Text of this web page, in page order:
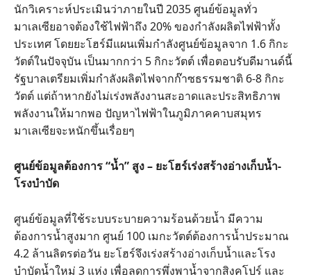
นักวิเคราะห์ประเมินว่าภายในปี 2035 ศูนย์ข้อมูลทั่ว
มาเลเซียอาจต้องใช้ไฟฟ้าถึง 20% ของกำลังผลิตไฟฟ้าทั้ง
ประเทศ โดยยะโฮร์มีแผนเพิ่มกำลังศูนย์ข้อมูลจาก 1.6 กิกะ
วัตต์ในปัจจุบัน เป็นมากกว่า 5 กิกะวัตต์ เพื่อตอบรับดีมานด์นี้
รัฐบาลเตรียมเพิ่มกำลังผลิตไฟจากก๊าซธรรมชาติ 6-8 กิกะ
วัตต์ แต่ถ้าหากยังไม่เร่งพลังงานสะอาดและประสิทธิภาพ
พลังงานให้มากพอ ปัญหาไฟฟ้าในภูมิภาคคาบสมุทร
มาเลเซียจะหนักขึ้นเรื่อยๆ
ศูนย์ข้อมูลต้องการ “น้ำ” สูง – ยะโฮร์เร่งสร้างอ่างเก็บน้ำ-
โรงบำบัด
ศูนย์ข้อมูลที่ใช้ระบบระบายความร้อนด้วยน้ำ มีความ
ต้องการน้ำสูงมาก ศูนย์ 100 เมกะวัตต์ต้องการน้ำประมาณ
4.2 ล้านลิตรต่อวัน ยะโฮร์จึงเร่งสร้างอ่างเก็บน้ำและโรง
บำบัดน้ำใหม่ 3 แห่ง เพื่อลดการพึ่งพาน้ำจากสิงคโปร์ และ